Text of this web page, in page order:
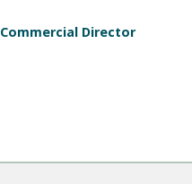
Commercial Director